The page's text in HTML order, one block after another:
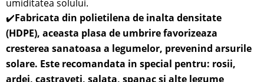
umiditatea solului.
✔️Fabricata din polietilena de inalta densitate
(HDPE), aceasta plasa de umbrire favorizeaza
cresterea sanatoasa a legumelor, prevenind arsurile
solare. Este recomandata in special pentru: rosii,
ardei, castraveti, salata, spanac si alte legume